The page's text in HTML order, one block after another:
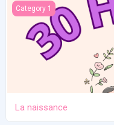
La naissance
Category 1
La naissance